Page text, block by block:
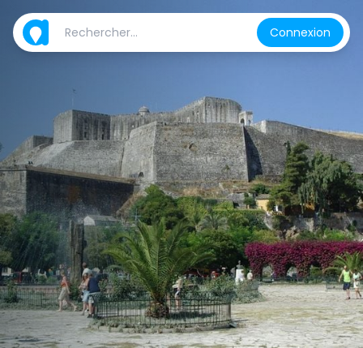
Connexion